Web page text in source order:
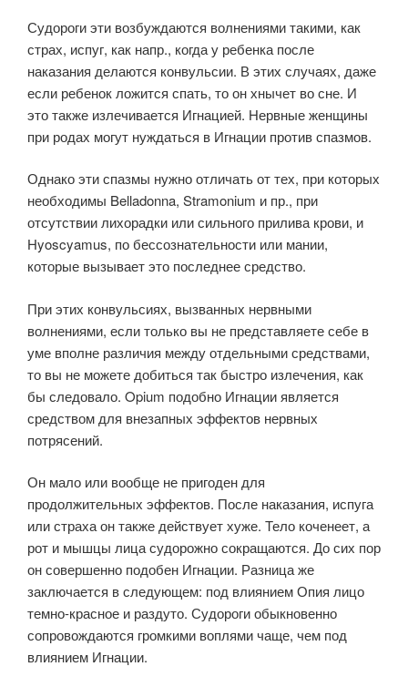
Судороги эти возбуждаются волнениями такими, как
страх, испуг, как напр., когда у ребенка после
наказания делаются конвульсии. В этих случаях, даже
если ребенок ложится спать, то он хнычет во сне. И
это также излечивается Игнацией. Нервные женщины
при родах могут нуждаться в Игнации против спазмов.
Однако эти спазмы нужно отличать от тех, при которых
необходимы Belladonna, Stramonium и пр., при
отсутствии лихорадки или сильного прилива крови, и
Hyoscyamus, по бессознательности или мании,
которые вызывает это последнее средство.
При этих конвульсиях, вызванных нервными
волнениями, если только вы не представляете себе в
уме вполне различия между отдельными средствами,
то вы не можете добиться так быстро излечения, как
бы следовало. Opium подобно Игнации является
средством для внезапных эффектов нервных
потрясений.
Он мало или вообще не пригоден для
продолжительных эффектов. После наказания, испуга
или страха он также действует хуже. Тело коченеет, а
рот и мышцы лица судорожно сокращаются. До сих пор
он совершенно подобен Игнации. Разница же
заключается в следующем: под влиянием Опия лицо
темно-красное и раздуто. Судороги обыкновенно
сопровождаются громкими воплями чаще, чем под
влиянием Игнации.